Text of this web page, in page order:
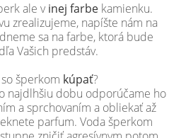
ale vinej farbe kamienku.
zrealizujeme, napíšte nám na
sa na farbe, ktorá bude
Vašich predstáv.
šperkom kúpať?
najdlhšiu dobu odporúčame ho
a sprchovaním a obliekať až
parfum. Voda šperkom